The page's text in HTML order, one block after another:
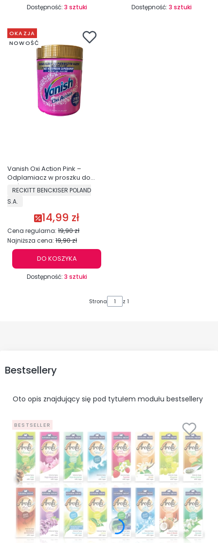
Dostępność: 3 sztuki Dostępność: 3 sztuki
OKAZJA
NOWOŚĆ
Vanish Oxi Action Pink –
Odplamiacz w proszku do
białych i kolorowych tkanin 470
PRODUCENT
RECKITT BENCKISER POLAND
S.A.
Cena promocyjna
14,99 zł
Cena regularna: 19,90 zł
Najniższa cena: 19,90 zł
DO KOSZYKA
Dostępność: 3 sztuki
Strona z 1
Bestsellery
Oto opis znajdujący się pod tytułem modułu bestsellery
BESTSELLER